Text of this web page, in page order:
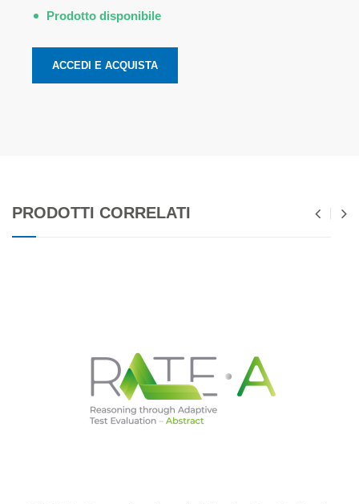
Prodotto disponibile
ACCEDI E ACQUISTA
PRODOTTI CORRELATI